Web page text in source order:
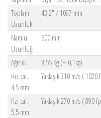
Toplam
Uzunluk
43,2" / 1097 mm
Namlu
Uzunluğı
600 mm
Ağırlık
3,55 Kg (+-0,1kg)
Hız cal.
4,5 mm
Yaklaşık 310 m/s ( 1020
Hzı cal.
5,5 mm
Yaklaşık 270 m/s ( 890